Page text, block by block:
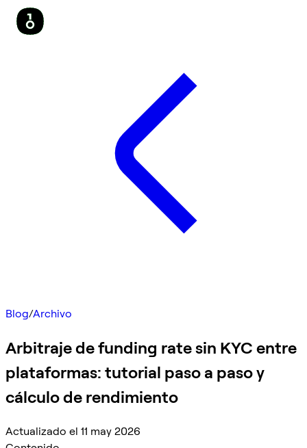
Blog/Archivo
Arbitraje de funding rate sin KYC entre
plataformas: tutorial paso a paso y
cálculo de rendimiento
Actualizado el 11 may 2026